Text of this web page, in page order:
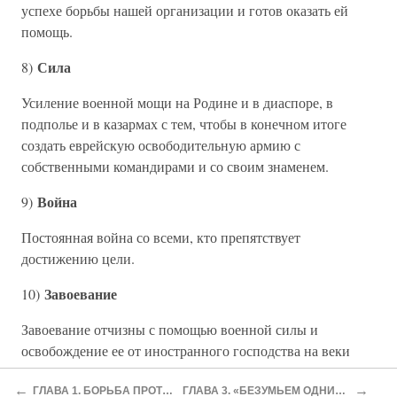
успехе борьбы нашей организации и готов оказать ей
помощь.
8) Сила
Усиление военной мощи на Родине и в диаспоре, в
подполье и в казармах с тем, чтобы в конечном итоге
создать еврейскую освободительную армию с
собственными командирами и со своим знаменем.
9) Война
Постоянная война со всеми, кто препятствует
достижению цели.
10) Завоевание
Завоевание отчизны с помощью военной силы и
освобождение ее от иностранного господства на веки
вечные.
← ГЛАВА 1. БОРЬБА ПРОТИВ АНГЛИЧАН ГЛАВА 3. «БЕЗУМЬЕМ ОДНИМ ОДЕРЖИМЫ…» →